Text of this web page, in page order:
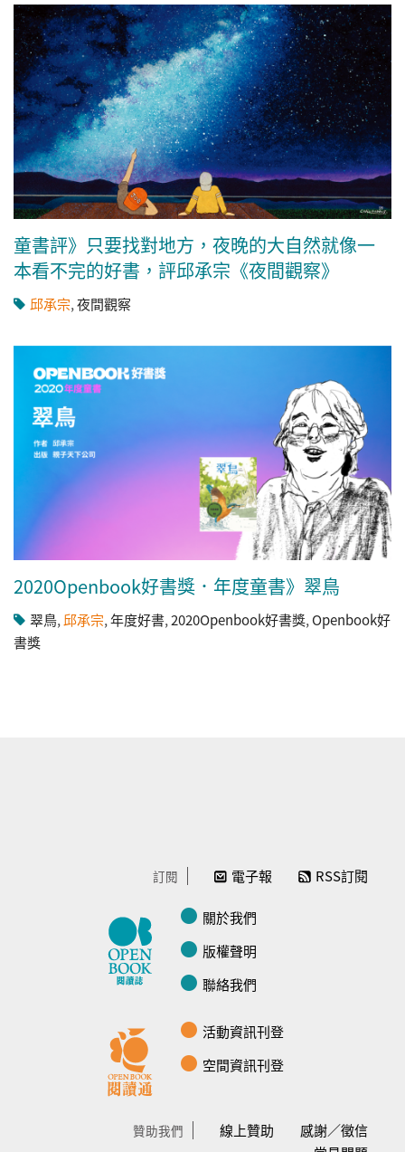
童書評》只要找對地方，夜晚的大自然就像一
本看不完的好書，評邱承宗《夜間觀察》
邱承宗,夜間觀察
2020Openbook好書獎．年度童書》翠鳥
翠鳥, 邱承宗,年度好書,2020Openbook好書獎, Openbook好
書獎
訂閱 電子報 RSS訂閱
關於我們
版權聲明
聯絡我們
活動資訊刊登
空間資訊刊登
贊助我們 線上贊助
感謝／徵信